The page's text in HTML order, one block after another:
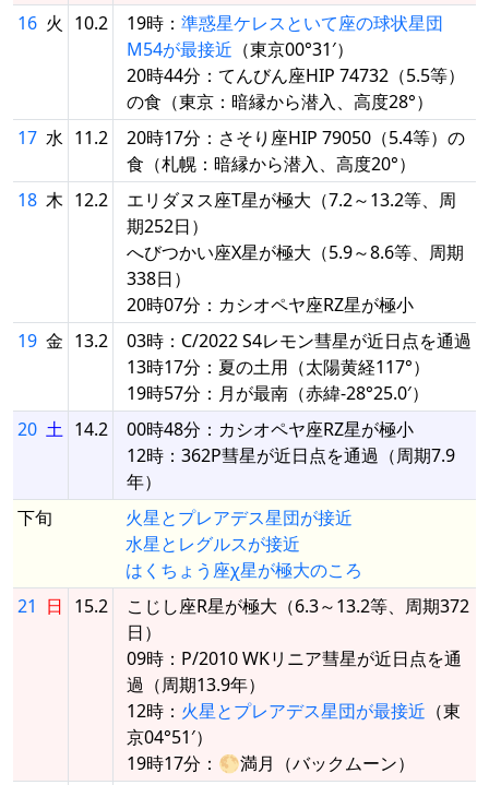
16 火 10.2 19時： 準惑星ケレスといて座の球状星団
M54が最接近 （東京00°31′）
20時44分：てんびん座HIP 74732（5.5等）
の食（東京：暗縁から潜入、高度28°）
17 水 11.2
20時17分：さそり座HIP 79050（5.4等）の
食（札幌：暗縁から潜入、高度20°）
18 木 12.2
エリダヌス座T星が極大（7.2～13.2等、周
期252日）
へびつかい座X星が極大（5.9～8.6等、周期
338日）
20時07分：カシオペヤ座RZ星が極小
19 金 13.2
03時：C/2022 S4レモン彗星が近日点を通過
13時17分：夏の土用（太陽黄経117°）
19時57分：月が最南（赤緯-28°25.0′）
20 土 14.2
00時48分：カシオペヤ座RZ星が極小
12時：362P彗星が近日点を通過（周期7.9
年）
下旬
火星とプレアデス星団が接近
水星とレグルスが接近
はくちょう座χ星が極大のころ
21 日 15.2
こじし座R星が極大（6.3～13.2等、周期372
日）
09時：P/2010 WKリニア彗星が近日点を通
過（周期13.9年）
12時： 火星とプレアデス星団が最接近 （東
京04°51′）
19時17分：🌕満月（バックムーン）